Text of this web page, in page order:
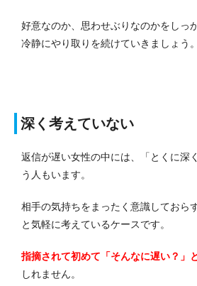
好意なのか、思わせぶりなのかをしっ
冷静にやり取りを続けていきましょう。
深く考えていない
返信が遅い女性の中には、「とくに深
う人もいます。
相手の気持ちをまったく意識しておら
と気軽に考えているケースです。
指摘されて初めて「そんなに遅い？」
しれません。